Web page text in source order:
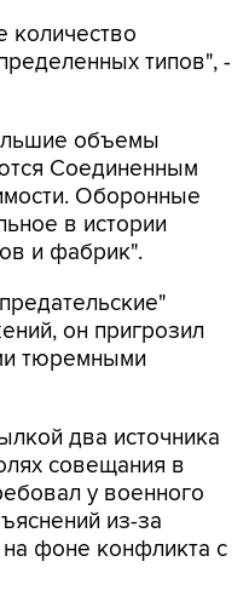
типов", -
объемы
Соединенным
Оборонные
в истории
и фабрик".
он пригрозил
тюремными
два источника
совещания в
у военного
из-за
фоне конфликта с